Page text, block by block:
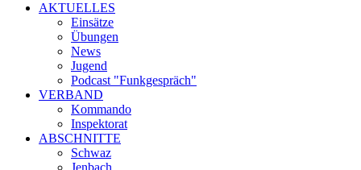
AKTUELLES
Einsätze
Übungen
News
Jugend
Podcast "Funkgespräch"
VERBAND
Kommando
Inspektorat
ABSCHNITTE
Schwaz
Jenbach